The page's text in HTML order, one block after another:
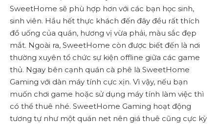
SweetHome sẽ phù hợp hơn với các bạn học sinh,
sinh viên. Hầu hết thực khách đến đây đều rất thích
đồ uống của quán, hương vị vừa phải, màu sắc đẹp
mắt. Ngoài ra, SweetHome còn được biết đến là nơi
thường xuyên tổ chức sự kiện offline giữa các game
thủ. Ngay bên cạnh quán cà phê là SweetHome
Gaming với dàn máy tính cực xịn. Vì vậy, nếu bạn
muốn chơi game hoặc sử dụng máy tính làm việc thì
có thể thuê nhé. SweetHome Gaming hoạt động
tương tự như một quán net nên giá thuê cũng cực kỳ